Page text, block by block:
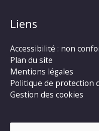
Liens
Accessibilité : non
Plan du site
Mentions légales
Politique de protection
Gestion des cookies